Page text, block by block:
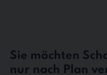
Sie möchten
nur nach Plan